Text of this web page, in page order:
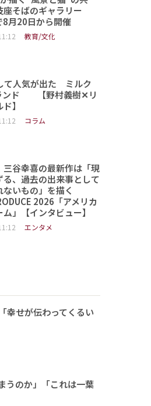
そばのギャラリー
8月20日から開催
教育/文化
て人気が出た ミルク
ンド 【野村義樹✕リ
】
コラム
三谷幸喜の最新作は「現
る、過去の出来事として
ないもの」を描く
2026「アメリカ
」【インタビュー】
エンタメ
幸せが伝わってくるい
うのか」「これは一葉